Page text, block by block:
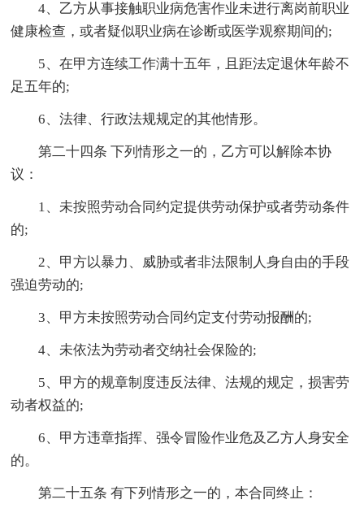
4、乙方从事接触职业病危害作业未进行离岗前职业
健康检查，或者疑似职业病在诊断或医学观察期间的;
5、在甲方连续工作满十五年，且距法定退休年龄不
足五年的;
6、法律、行政法规规定的其他情形。
第二十四条 下列情形之一的，乙方可以解除本协
议：
1、未按照劳动合同约定提供劳动保护或者劳动条件
的;
2、甲方以暴力、威胁或者非法限制人身自由的手段
强迫劳动的;
3、甲方未按照劳动合同约定支付劳动报酬的;
4、未依法为劳动者交纳社会保险的;
5、甲方的规章制度违反法律、法规的规定，损害劳
动者权益的;
6、甲方违章指挥、强令冒险作业危及乙方人身安全
的。
第二十五条 有下列情形之一的，本合同终止：